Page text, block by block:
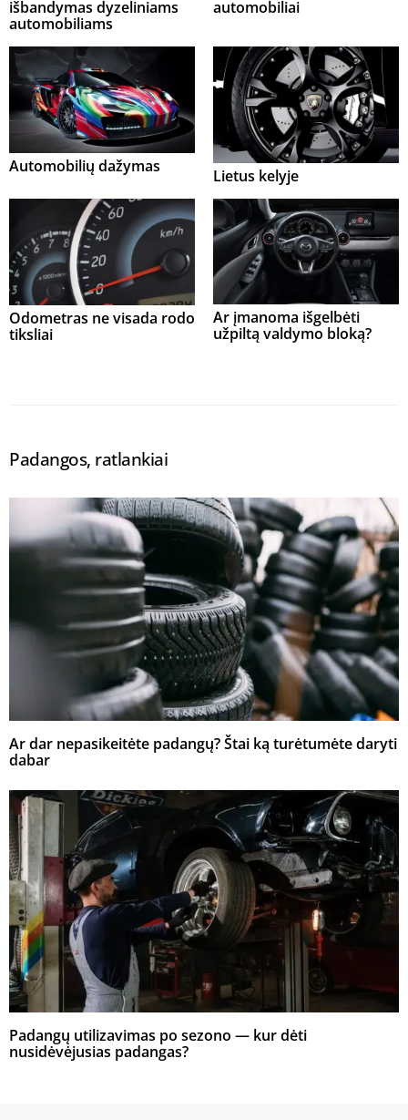
išbandymas dyzeliniams
automobiliams
automobiliai
Automobilių dažymas Lietus kelyje
Odometras ne visada rodo
tiksliai
Ar įmanoma išgelbėti
užpiltą valdymo bloką?
Padangos, ratlankiai
Ar dar nepasikeitėte padangų? Štai ką turėtumėte daryti
dabar
Padangų utilizavimas po sezono — kur dėti
nusidėvėjusias padangas?